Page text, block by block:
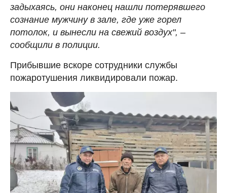
задыхаясь, они наконец нашли потерявшего
сознание мужчину в зале, где уже горел
потолок, и вынесли на свежий воздух", –
сообщили в полиции.
Прибывшие вскоре сотрудники службы
пожаротушения ликвидировали пожар.